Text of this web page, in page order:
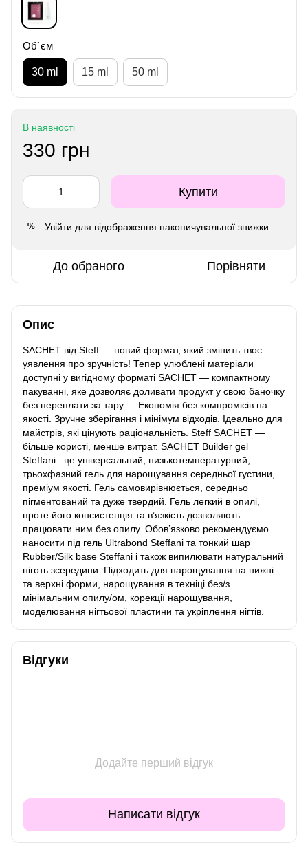
Об`єм
30 ml 15 ml 50 ml
В наявності
330 грн
Купити
% Увійти для відображення накопичувальної знижки
До обраного Порівняти
Опис
SACHET від Steff — новий формат, який змінить твоє
уявлення про зручність! Тепер улюблені матеріали
доступні у вигідному форматі SACHET — компактному
пакуванні, яке дозволяє доливати продукт у свою баночку
без переплати за тару. ⠀ Економія без компромісів на
якості. Зручне зберігання і мінімум відходів. Ідеально для
майстрів, які цінують раціональність. Steff SACHET —
більше користі, менше витрат. SACHET Builder gel
Steffani– це універсальний, низькотемпературний,
трьохфазний гель для нарощування середньої густини,
преміум якості. Гель самовирівнюється, середньо
пігментований та дуже твердий. Гель легкий в опилі,
проте його консистенція та в’язкість дозволяють
працювати ним без опилу. Обов’язково рекомендуємо
наносити під гель Ultrabond Steffani та тонкий шар
Rubber/Silk base Steffani і також випилювати натуральний
ніготь зсередини. Підходить для нарощування на нижні
та верхні форми, нарощування в техніці без/з
мінімальним опилу/ом, корекції нарощування,
моделювання нігтьової пластини та укріплення нігтів.
Відгуки
Додайте перший відгук
Написати відгук